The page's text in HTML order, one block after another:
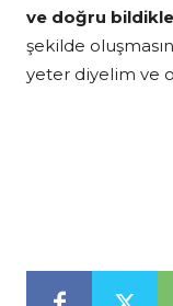
ve doğru
şekilde
yeter diyelim ve